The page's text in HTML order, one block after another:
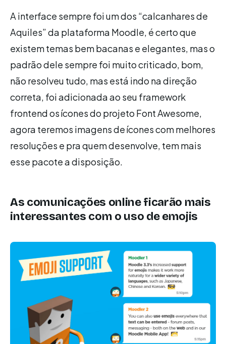
A interface sempre foi um dos “calcanhares de
Aquiles” da plataforma Moodle, é certo que
existem temas bem bacanas e elegantes, mas o
padrão dele sempre foi muito criticado, bom,
não resolveu tudo, mas está indo na direção
correta, foi adicionada ao seu framework
frontend os ícones do projeto Font Awesome,
agora teremos imagens de ícones com melhores
resoluções e pra quem desenvolve, tem mais
esse pacote a disposição.
As comunicações online ficarão mais
interessantes com o uso de emojis